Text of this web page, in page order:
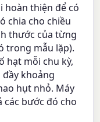
hoàn thiện để có
chia cho chiều
thước của từng
trong mẫu lặp).
hạt mỗi chu kỳ,
khoảng
hụt nhỏ. Máy
bước đó cho